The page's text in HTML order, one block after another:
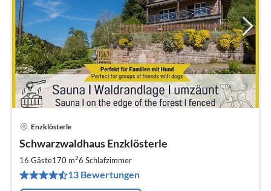
Enzklösterle
Schwarzwaldhaus Enzklösterle
16 Gäste170 m26 Schlafzimmer
13 Bewertungen